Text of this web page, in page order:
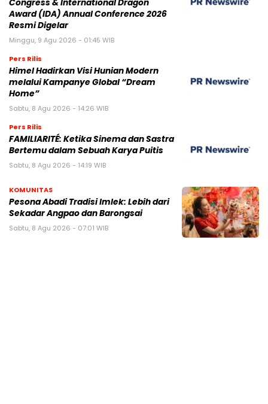
Congress & International Dragon
Award (IDA) Annual Conference 2026
Resmi Digelar
Minggu, 9 Agu 2026 - 01:45 WIB
Pers Rilis
Himel Hadirkan Visi Hunian Modern
melalui Kampanye Global “Dream
Home”
Sabtu, 8 Agu 2026 - 14:26 WIB
Pers Rilis
FAMILIARITÉ: Ketika Sinema dan Sastra
Bertemu dalam Sebuah Karya Puitis
Sabtu, 8 Agu 2026 - 14:19 WIB
KOMUNITAS
Pesona Abadi Tradisi Imlek: Lebih dari
Sekadar Angpao dan Barongsai
Sabtu, 8 Agu 2026 - 07:01 WIB